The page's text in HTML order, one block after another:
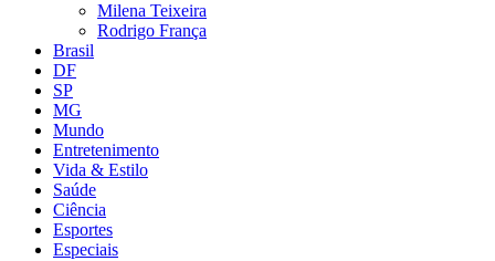
Milena Teixeira
Rodrigo França
Brasil
DF
SP
MG
Mundo
Entretenimento
Vida & Estilo
Saúde
Ciência
Esportes
Especiais